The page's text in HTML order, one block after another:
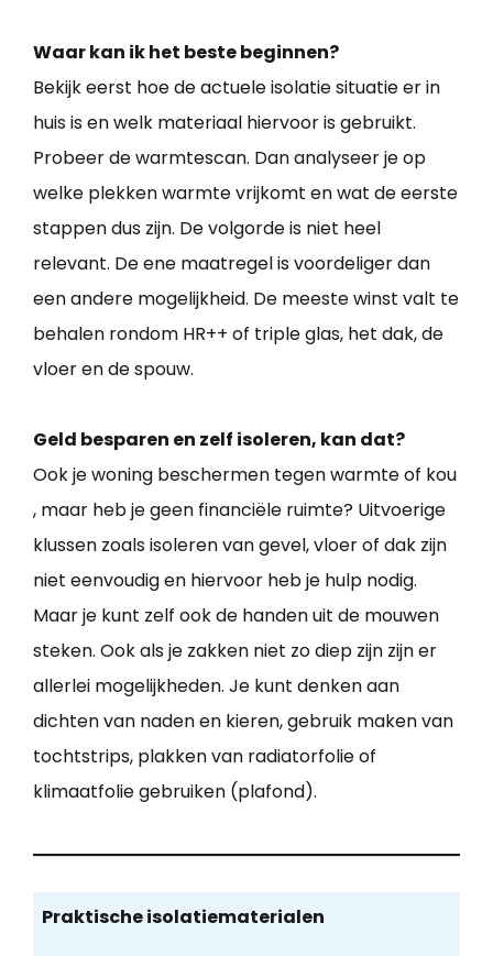
Waar kan ik het beste beginnen?
Bekijk eerst hoe de actuele isolatie situatie er in
huis is en welk materiaal hiervoor is gebruikt.
Probeer de warmtescan. Dan analyseer je op
welke plekken warmte vrijkomt en wat de eerste
stappen dus zijn. De volgorde is niet heel
relevant. De ene maatregel is voordeliger dan
een andere mogelijkheid. De meeste winst valt te
behalen rondom HR++ of triple glas, het dak, de
vloer en de spouw.
Geld besparen en zelf isoleren, kan dat?
Ook je woning beschermen tegen warmte of kou
, maar heb je geen financiële ruimte? Uitvoerige
klussen zoals isoleren van gevel, vloer of dak zijn
niet eenvoudig en hiervoor heb je hulp nodig.
Maar je kunt zelf ook de handen uit de mouwen
steken. Ook als je zakken niet zo diep zijn zijn er
allerlei mogelijkheden. Je kunt denken aan
dichten van naden en kieren, gebruik maken van
tochtstrips, plakken van radiatorfolie of
klimaatfolie gebruiken (plafond).
Praktische isolatiematerialen